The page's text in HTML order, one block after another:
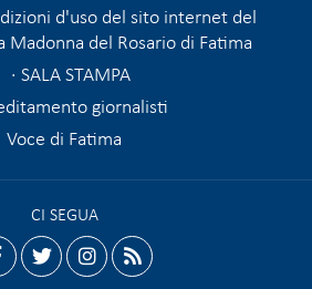
d'uso del sito internet del
Madonna del Rosario di Fatima
SALA STAMPA
giornalisti
Voce di Fatima
CI SEGUA
twitterinstagram
rss